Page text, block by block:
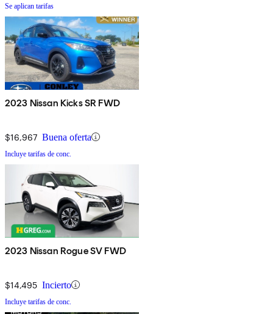
Se aplican tarifas
2023 Nissan Kicks SR FWD
$16,967 Buena oferta
Incluye tarifas de conc.
2023 Nissan Rogue SV FWD
$14,495 Incierto
Incluye tarifas de conc.